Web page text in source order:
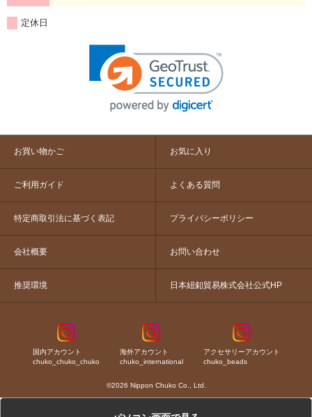
定休日
お買い物かご お気に入り
ご利用ガイド よくある質問
特定商取引法に基づく表記 プライバシーポリシー
会社概要 お問い合わせ
推奨環境 日本紐釦貿易株式会社公式HP
国内アカウント
chuko_chuko_chuko
海外アカウント
chuko_international
アクセサリーアカウント
chuko_beads
©2026 Nippon Chuko Co., Ltd.